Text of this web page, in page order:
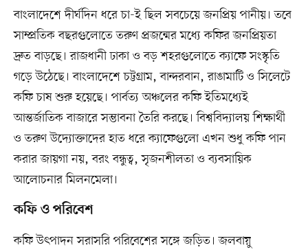
বাংলাদেশে দীর্ঘদিন ধরে চা-ই ছিল সবচেয়ে জনপ্রিয় পানীয়। তবে
সাম্প্রতিক বছরগুলোতে তরুণ প্রজন্মের মধ্যে কফির জনপ্রিয়তা
দ্রুত বাড়ছে। রাজধানী ঢাকা ও বড় শহরগুলোতে ক্যাফে সংস্কৃতি
গড়ে উঠেছে। বাংলাদেশে চট্টগ্রাম, বান্দরবান, রাঙামাটি ও সিলেটে
কফি চাষ শুরু হয়েছে। পার্বত্য অঞ্চলের কফি ইতিমধ্যেই
আন্তর্জাতিক বাজারে সম্ভাবনা তৈরি করছে। বিশ্ববিদ্যালয় শিক্ষার্থী
ও তরুণ উদ্যোক্তাদের হাত ধরে ক্যাফেগুলো এখন শুধু কফি পান
করার জায়গা নয়, বরং বন্ধুত্ব, সৃজনশীলতা ও ব্যবসায়িক
আলোচনার মিলনমেলা।
কফি ও পরিবেশ
কফি উৎপাদন সরাসরি পরিবেশের সঙ্গে জড়িত। জলবায়ু